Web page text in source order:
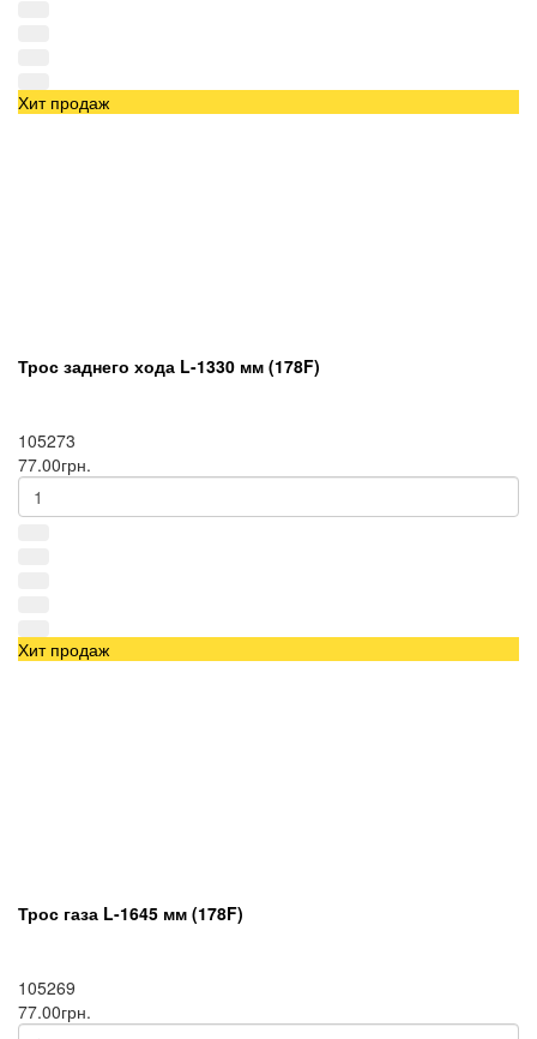
Хит продаж
Трос заднего хода L-1330 мм (178F)
105273
77.00грн.
Хит продаж
Трос газа L-1645 мм (178F)
105269
77.00грн.